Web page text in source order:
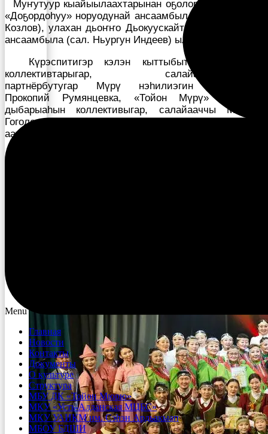
Menu
Главная
Новости
Контакты
Документы
О культуре
Структура
МБУ ДК «Тойон Мюрю»
МКУ «Усть-Алданская МЦБС»
МКУ УАИКМ им. Сэһэн Ардьакыап
МБОУ БДШИ
Муҥутуур кыайыылаахтарынан оҕолорго Тааттаттан
«Доҕордоhуу» норуодунай ансаамбыл (сал. Валентин
Козлов), улахан дьоҥҥо Дьокуускайтан «Уран» үҥкүү
ансаамбыла (сал. Ньургун Индеев) ыллылар.
Күрэспитигэр кэлэн кыттыбыт бары үҥкүү
коллективтарыгар, салайааччыларыгар,
партнёрбутугар Мүрү нэһилиэгин баһылыгар
Прокопий Румянцевка, «Тойон Мүрү» култуура
дыбарыаһын коллективыгар, салайааччы Максим
Гоголевка Уус Алдан хореографтарын ассоциациятын
аатыттан барҕа махталбытын тиэрдэбит.